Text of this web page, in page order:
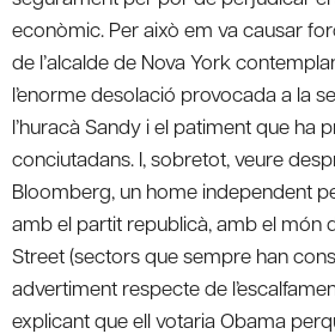
econòmic. Per això em va causar
de l’alcalde de Nova York
l’enorme desolació provocada a la
l’huracà Sandy i el patiment que ha
conciutadans. I, sobretot, veure
Bloomberg, un home independent
amb el partit republicà, amb el món
Street (sectors que sempre han
advertiment respecte de
explicant que ell votaria Obama